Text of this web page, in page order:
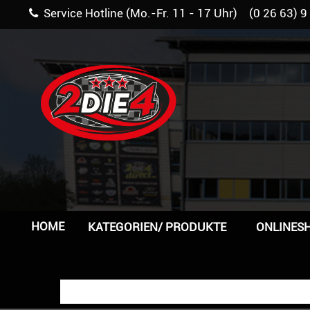
Service Hotline (Mo.-Fr. 11 - 17 Uhr) (0 26 63) 9
HOME KATEGORIEN/ PRODUKTE